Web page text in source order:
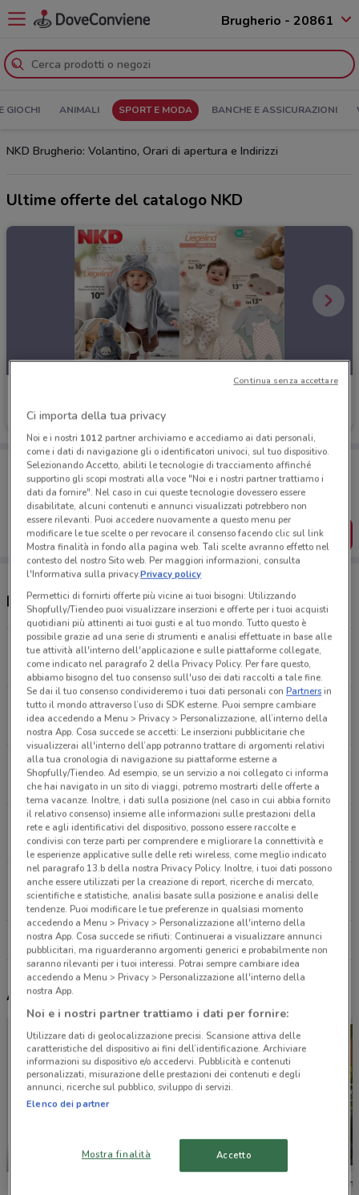
Brugherio - 20861
GIOCHI ANIMALI SPORT E MODA BANCHE E ASSICURAZIONI
NKD Brugherio: Volantino, Orari di apertura e Indirizzi
Ultime offerte del catalogo NKD
Scade domenica
Porta DoveConviene sempre con te!
Puoi trovare le migliori offerte dei negozi vicino a te,
salvarle e creare la tua lista del risparmio, comodamente
dal tuo cellulare.
SCARICA L’APP
Negozi NKD a Brugherio
Casiraghi, 79 Sesto San Giovanni
5.7 km
CHIUSO
Via Milano, 96 Pioltello
6 km
CHIUSO
Via Cicerone Marco Tullio, 4 Milano
9.3 km
CHIUSO
Via Matteotti 25 Seregno
12.8 km
CHIUSO
Piazzale Pietro Gobetti 68 Cassano D'adda
16.2 km
CHIUSO
Tutti i negozi NKD
Altri volantini nelle vicinanze
NUOVO
Ci importa della tua privacy
Noi e i nostri 1012partner archiviamo e accediamo ai dati personali,
come i dati di navigazione gli o identificatori univoci, sul tuo dispositivo.
Selezionando Accetto, abiliti le tecnologie di tracciamento affinché
supportino gli scopi mostrati alla voce "Noi e i nostri partner trattiamo i
dati da fornire". Nel caso in cui queste tecnologie dovessero essere
disabilitate, alcuni contenuti e annunci visualizzati potrebbero non
essere rilevanti. Puoi accedere nuovamente a questo menu per
modificare le tue scelte o per revocare il consenso facendo clic sul link
Mostra finalità in fondo alla pagina web. Tali scelte avranno effetto nel
contesto del nostro Sito web. Per maggiori informazioni, consulta
l'Informativa sulla privacy.Privacy policy
Permettici di fornirti offerte più vicine ai tuoi bisogni: Utilizzando
Shopfully/Tiendeo puoi visualizzare inserzioni e offerte per i tuoi acquisti
quotidiani più attinenti ai tuoi gusti e al tuo mondo. Tutto questo è
possibile grazie ad una serie di strumenti e analisi effettuate in base alle
tue attività all'interno dell'applicazione e sulle piattaforme collegate,
come indicato nel paragrafo 2 della Privacy Policy. Per fare questo,
abbiamo bisogno del tuo consenso sull'uso dei dati raccolti a tale fine.
Se dai il tuo consenso condivideremo i tuoi dati personali conPartnersin
tutto il mondo attraverso l’uso di SDK esterne. Puoi sempre cambiare
idea accedendo a Menu > Privacy > Personalizzazione, all’interno della
nostra App. Cosa succede se accetti: Le inserzioni pubblicitarie che
visualizzerai all'interno dell’app potranno trattare di argomenti relativi
alla tua cronologia di navigazione su piattaforme esterne a
Shopfully/Tiendeo. Ad esempio, se un servizio a noi collegato ci informa
che hai navigato in un sito di viaggi, potremo mostrarti delle offerte a
tema vacanze. Inoltre, i dati sulla posizione (nel caso in cui abbia fornito
il relativo consenso) insieme alle informazioni sulle prestazioni della
rete e agli identificativi del dispositivo, possono essere raccolte e
condivisi con terze parti per comprendere e migliorare la connettività e
le esperienze applicative sulle delle reti wireless, come meglio indicato
nel paragrafo 13.b della nostra Privacy Policy. Inoltre, i tuoi dati possono
anche essere utilizzati per la creazione di report, ricerche di mercato,
scientifiche e statistiche, analisi basate sulla posizione e analisi delle
tendenze. Puoi modificare le tue preferenze in qualsiasi momento
accedendo a Menu > Privacy > Personalizzazione all'interno della
nostra App. Cosa succede se rifiuti: Continuerai a visualizzare annunci
pubblicitari, ma riguarderanno argomenti generici e probabilmente non
saranno rilevanti per i tuoi interessi. Potrai sempre cambiare idea
accedendo a Menu > Privacy > Personalizzazione all'interno della
nostra App.
Noi e i nostri partner trattiamo i dati per fornire:
Utilizzare dati di geolocalizzazione precisi. Scansione attiva delle
caratteristiche del dispositivo ai fini dell’identificazione. Archiviare
informazioni su dispositivo e/o accedervi. Pubblicità e contenuti
personalizzati, misurazione delle prestazioni dei contenuti e degli
annunci, ricerche sul pubblico, sviluppo di servizi.
Elenco dei partner
Mostra finalità Accetto
Continua senza accettare